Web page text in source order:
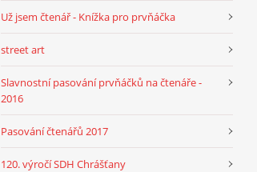
Už jsem čtenář - Knížka pro prvňáčka
street art
Slavnostní pasování prvňáčků na čtenáře -
2016
Pasování čtenářů 2017
120. výročí SDH Chrášťany